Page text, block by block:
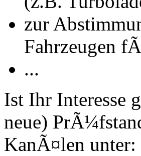
zur
Fahrzeugen
...
Ist Ihr Interesse
neue)
KanÃ¤len unter: